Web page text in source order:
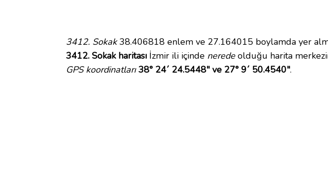
3412. Sokak38.406818 enlem ve 27.164015 boylamda yer
3412. Sokak haritası İzmir ili içinde neredeolduğu harita
GPS koordinatları 38° 24´ 24.5448" ve 27° 9´ 50.4540".